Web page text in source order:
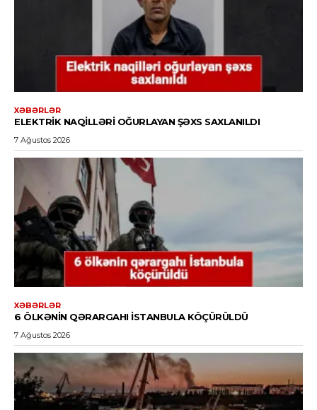
XƏBƏRLƏR
ELEKTRIK NAQILLƏRI OĞURLAYAN ŞƏXS SAXLANILDI
7 Ağustos 2026
XƏBƏRLƏR
6 ÖLKƏNIN QƏRARGAHI İSTANBULA KÖÇÜRÜLDÜ
7 Ağustos 2026